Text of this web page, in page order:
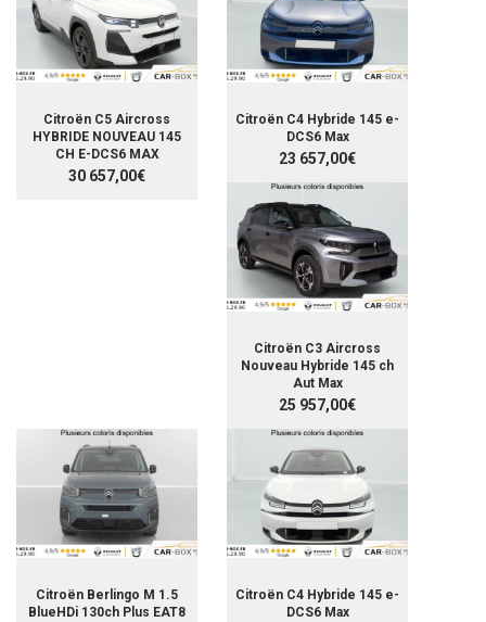
Citroën C5 Aircross
HYBRIDE NOUVEAU 145
CH E-DCS6 MAX
30 657,00€
Citroën C4 Hybride 145 e-
DCS6 Max
23 657,00€
Citroën C3 Aircross
Nouveau Hybride 145 ch
Aut Max
25 957,00€
Citroën Berlingo M 1.5
BlueHDi 130ch Plus EAT8
Citroën C4 Hybride 145 e-
DCS6 Max